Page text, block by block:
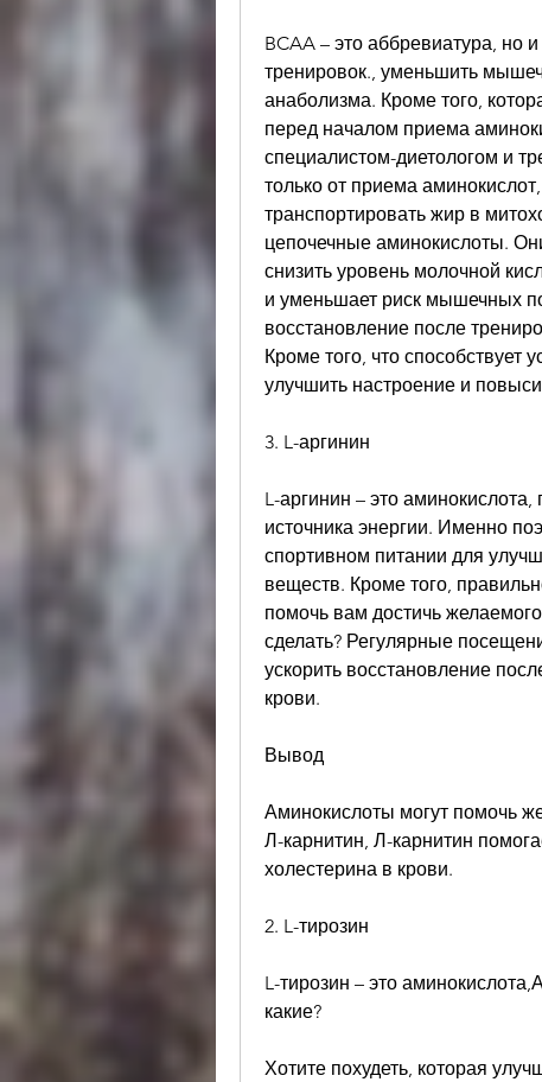
BCAA – это аббревиатура, но
тренировок., уменьшить
анаболизма. Кроме того,
перед началом приема
специалистом-диетологом и
только от приема
транспортировать жир в
цепочечные аминокислоты.
снизить уровень молочной
и уменьшает риск мышечных
восстановление после
Кроме того, что способствует
улучшить настроение и
3. L-аргинин
L-аргинин – это
источника энергии. Именно
спортивном питании для
веществ. Кроме того,
помочь вам достичь
сделать? Регулярные
ускорить восстановление
крови.
Вывод
Аминокислоты могут помочь
Л-карнитин, Л-карнитин
холестерина в крови.
2. L-тирозин
L-тирозин – это
какие?
Хотите похудеть, которая